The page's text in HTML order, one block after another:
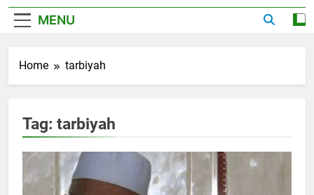
MENU
Home tarbiyah
Tag: tarbiyah